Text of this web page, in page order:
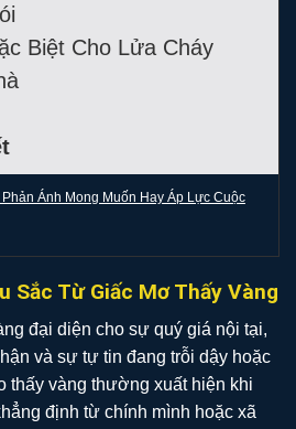
Biệt Cho Lửa Cháy
Ánh Mong Muốn Hay Áp Lực Cuộc
Sắc Từ Giấc Mơ Thấy Vàng
đại diện cho sự quý giá nội tại,
và sự tự tin đang trỗi dậy hoặc
thấy vàng thường xuất hiện khi
định từ chính mình hoặc xã